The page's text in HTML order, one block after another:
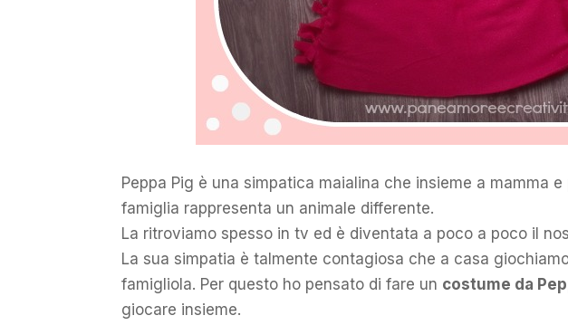
Peppa Pig è una simpatica maialina che insieme a mamma
famiglia rappresenta un animale differente.
La ritroviamo spesso in tv ed è diventata a poco a poco il
La sua simpatia è talmente contagiosa che a casa
famigliola. Per questo ho pensato di fare un costume da
giocare insieme.